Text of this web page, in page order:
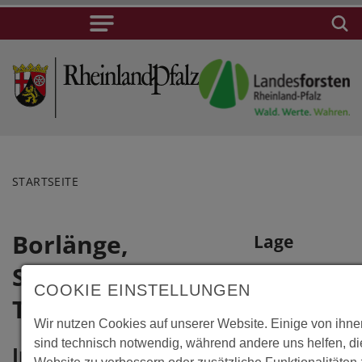
STARTSEITE
Borlänge,
Studentenhaus
Tenoren
Information
Lage
Tenoren
Humanistgatan
COOKIE EINSTELLUNGEN
Wir nutzen Cookies auf unserer Website. Einige von
sind technisch notwendig, während andere uns helfen,